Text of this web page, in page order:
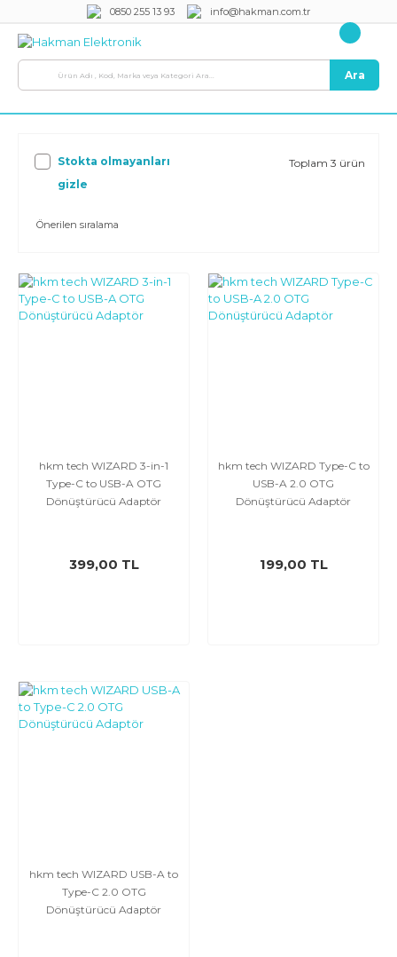
0850 255 13 93 info@hakman.com.tr
Ara
Stokta olmayanları
gizle
Toplam 3 ürün
hkm tech WIZARD 3-in-1
Type-C to USB-A OTG
Dönüştürücü Adaptör
399,00 TL
hkm tech WIZARD Type-C to
USB-A 2.0 OTG
Dönüştürücü Adaptör
199,00 TL
hkm tech WIZARD USB-A to
Type-C 2.0 OTG
Dönüştürücü Adaptör